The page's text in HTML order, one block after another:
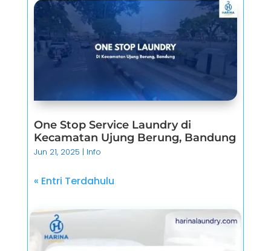
One Stop Service Laundry di
Kecamatan Ujung Berung, Bandung
Jun 21, 2025 | Info
« Entri Terdahulu